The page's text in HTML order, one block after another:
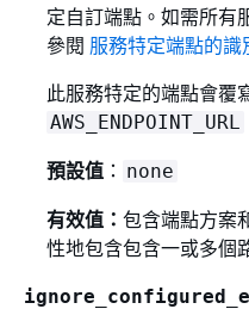
定自訂端點。如需所有
參閱 服務特定端點的識
此服務特定的端點會覆
AWS_ENDPOINT_URL
預設值： none
有效值： 包含端點方案
性地包含包含一或多個